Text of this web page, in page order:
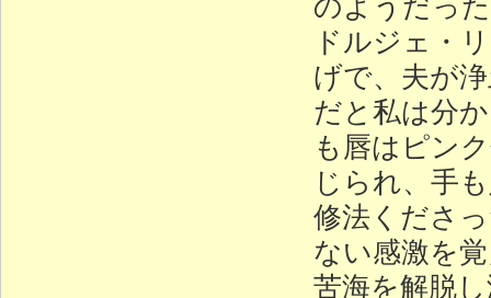
ドルジェ・
げで、夫が
だと私は分
も唇はピン
じられ、手
修法くださ
ない感激を
苦海を解脱